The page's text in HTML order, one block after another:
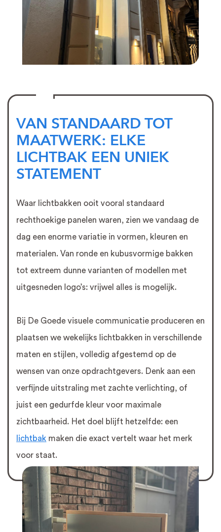
VAN STANDAARD TOT
MAATWERK: ELKE
LICHTBAK EEN UNIEK
STATEMENT
Waar lichtbakken ooit vooral standaard
rechthoekige panelen waren, zien we vandaag de
dag een enorme variatie in vormen, kleuren en
materialen. Van ronde en kubusvormige bakken
tot extreem dunne varianten of modellen met
uitgesneden logo’s: vrijwel alles is mogelijk.
Bij De Goede visuele communicatie produceren en
plaatsen we wekelijks lichtbakken in verschillende
maten en stijlen, volledig afgestemd op de
wensen van onze opdrachtgevers. Denk aan een
verfijnde uitstraling met zachte verlichting, of
juist een gedurfde kleur voor maximale
zichtbaarheid. Het doel blijft hetzelfde: een
lichtbak maken die exact vertelt waar het merk
voor staat.